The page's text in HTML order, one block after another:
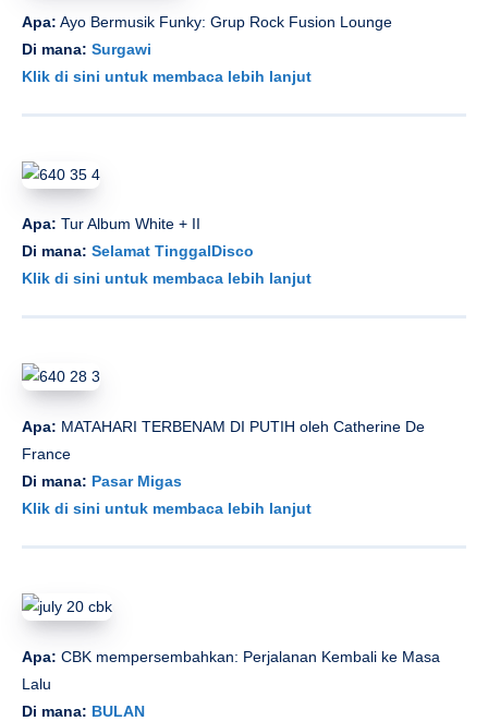
Apa: Ayo Bermusik Funky: Grup Rock Fusion Lounge
Di mana: Surgawi
Klik di sini untuk membaca lebih lanjut
Apa: Tur Album White + II
Di mana: Selamat TinggalDisco
Klik di sini untuk membaca lebih lanjut
Apa: MATAHARI TERBENAM DI PUTIH oleh Catherine De
France
Di mana: Pasar Migas
Klik di sini untuk membaca lebih lanjut
Apa: CBK mempersembahkan: Perjalanan Kembali ke Masa
Lalu
Di mana: BULAN